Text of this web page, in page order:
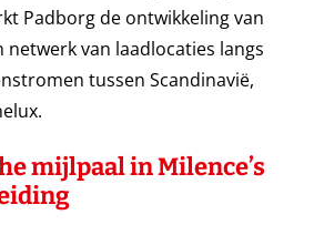
Padborg de ontwikkeling van
netwerk van laadlocaties langs
tussen Scandinavië,
mijlpaal in Milence’s